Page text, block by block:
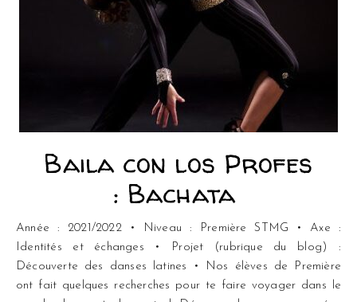
Baila con los Profes
: Bachata
Année : 2021/2022 • Niveau : Première STMG • Axe :
Identités et échanges • Projet (rubrique du blog) :
Découverte des danses latines • Nos élèves de Première
ont fait quelques recherches pour te faire voyager dans le